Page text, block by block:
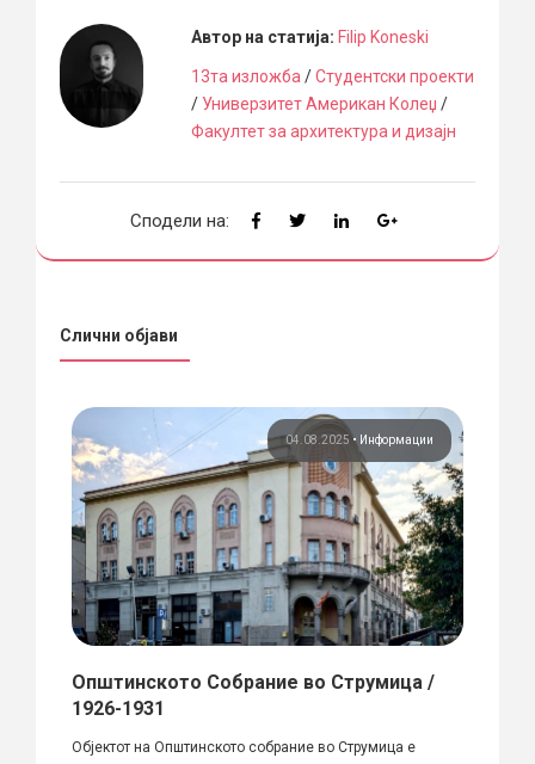
Автор на статија: Filip Koneski
13та изложба/Студентски проекти
/ Универзитет Американ Колеџ /
Факултет за архитектура и дизајн
Сподели на:
Слични објави
04.08.2025 • Информации
Општинското Собрание во Струмица /
1926-1931
Објектот на Општинското собрание во Струмица е